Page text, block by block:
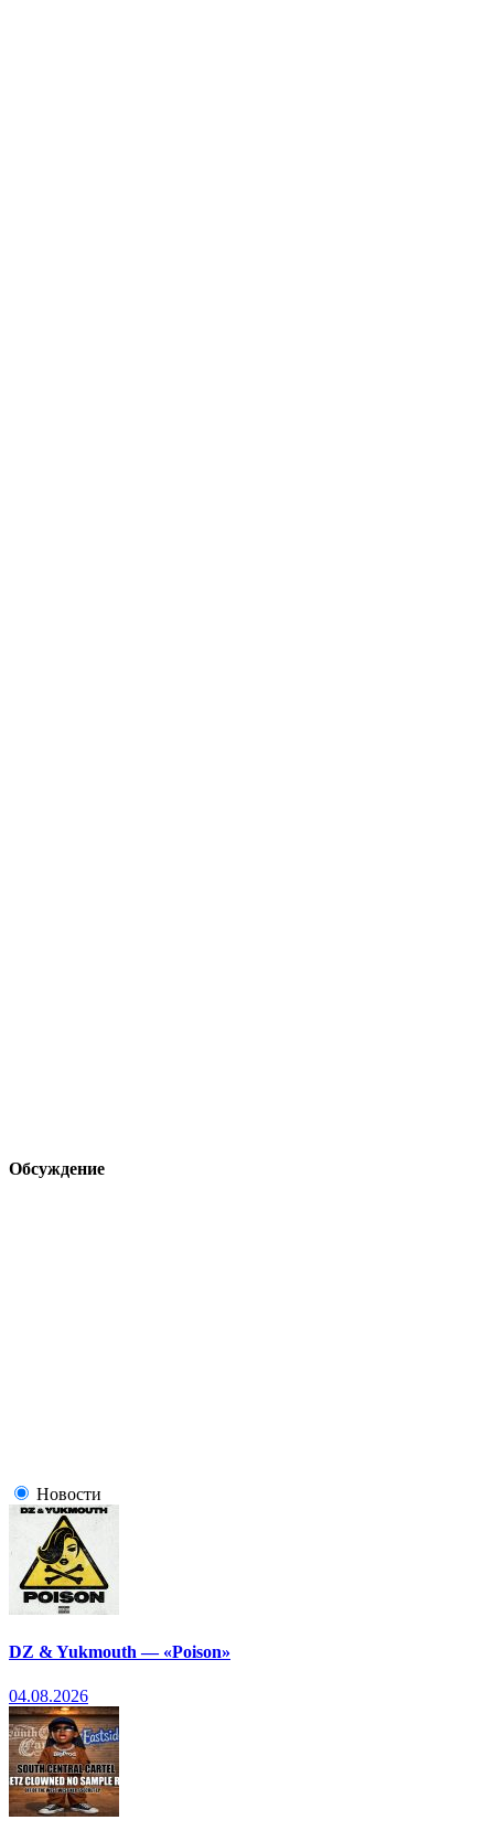
Обсуждение
Новости
DZ & Yukmouth — «Poison»
04.08.2026